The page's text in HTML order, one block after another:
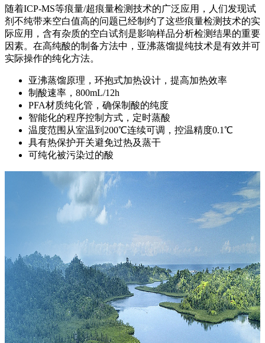
随着ICP-MS等痕量/超痕量检测技术的广泛应用，人们发现试
剂不纯带来空白值高的问题已经制约了这些痕量检测技术的实
际应用，含有杂质的空白试剂是影响样品分析检测结果的重要
因素。在高纯酸的制备方法中，亚沸蒸馏提纯技术是有效并可
实际操作的纯化方法。
亚沸蒸馏原理，环抱式加热设计，提高加热效率
制酸速率，800mL/12h
PFA材质纯化管，确保制酸的纯度
智能化的程序控制方式，定时蒸酸
温度范围从室温到200℃连续可调，控温精度0.1℃
具有热保护开关避免过热及蒸干
可纯化被污染过的酸